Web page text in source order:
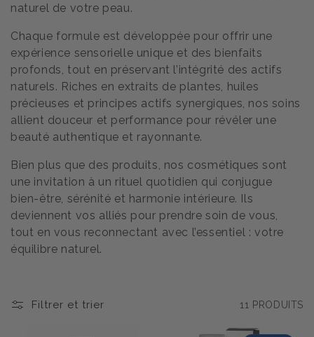
i
o
n
:
naturel de votre peau.
Chaque formule est développée pour offrir une
expérience sensorielle unique et des bienfaits
profonds, tout en préservant l’intégrité des actifs
naturels. Riches en extraits de plantes, huiles
précieuses et principes actifs synergiques, nos soins
allient douceur et performance pour révéler une
beauté authentique et rayonnante.
Bien plus que des produits, nos cosmétiques sont
une invitation à un rituel quotidien qui conjugue
bien-être, sérénité et harmonie intérieure. Ils
deviennent vos alliés pour prendre soin de vous,
tout en vous reconnectant avec l’essentiel : votre
équilibre naturel.
Filtrer et trier 11 PRODUITS